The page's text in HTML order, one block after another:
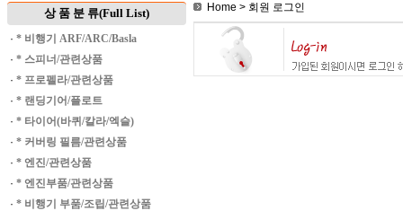
상 품 분 류(Full List)
· * 비행기 ARF/ARC/Basla
· * 스피너/관련상품
· * 프로펠라/관련상품
· * 랜딩기어/플로트
· * 타이어(바퀴/칼라/엑슬)
· * 커버링 필름/관련상품
· * 엔진/관련상품
· * 엔진부품/관련상품
· * 비행기 부품/조립/관련상품
Home > 회원 로그인